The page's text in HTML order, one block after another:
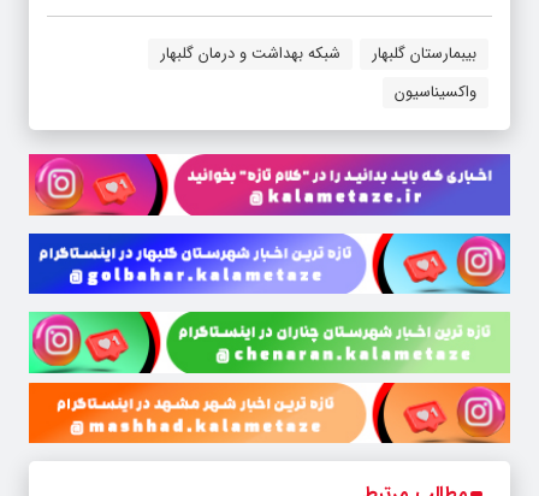
بیبمارستان گلبهار
شبکه بهداشت و درمان گلبهار
واکسیناسیون